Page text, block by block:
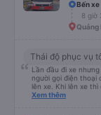
Bến xe
8 giờ
Quảng
Thái độ phục vụ
Lần đầu đi xe
người gọi điện thoại
lên xe. Khi lên xe
(do mình đặt
Xem thêm